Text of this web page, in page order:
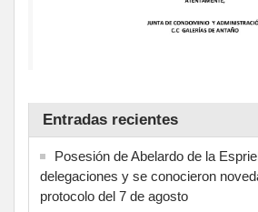
Entradas recientes
Posesión de Abelardo de la
delegaciones y se conocieron
protocolo del 7 de agosto